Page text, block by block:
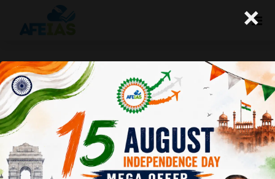
योजना: युवा-परिवर्तन के वाहक (08-07-
2017)
Afeias 08 Jul 2017
×